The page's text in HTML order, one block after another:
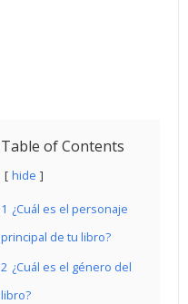
Table of Contents
hide
1 ¿Cuál es el personaje
principal de tu libro?
2 ¿Cuál es el género del
libro?